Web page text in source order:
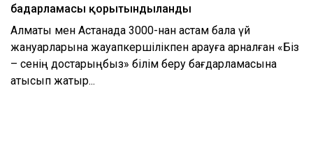
бағдарламасы қорытындыланды
Алматы мен Астанада 3000-нан астам бала үй
жануарларына жауапкершілікпен қарауға арналған «Біз
– сенің достарыңбыз» білім беру бағдарламасына
қатысып жатыр...